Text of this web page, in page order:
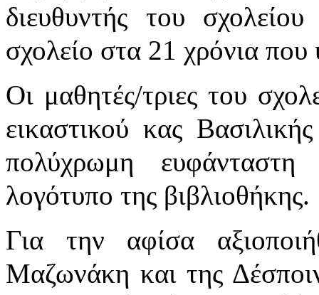
διευθυντής του
σχολείο στα 21 χρόνια
Οι μαθητές/τριες του
εικαστικού κας
πολύχρωμη
λογότυπο της βιβλιοθήκης.
Για την αφίσα
Μαζωνάκη και της